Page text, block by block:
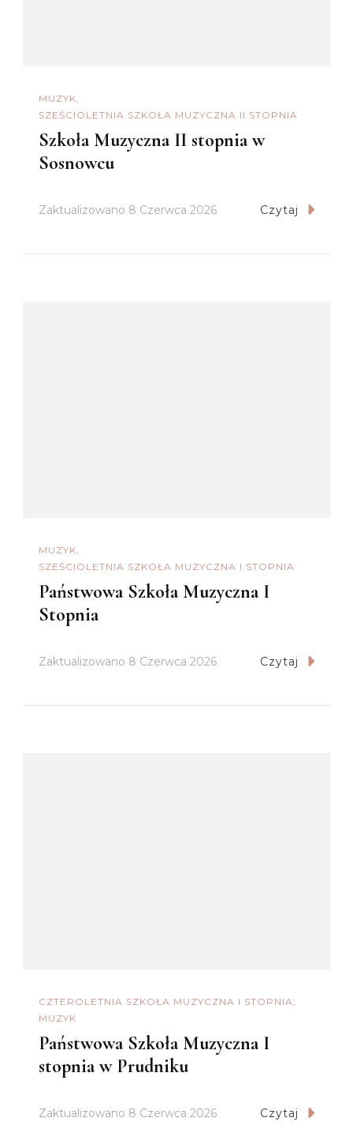
MUZYK
SZEŚCIOLETNIA SZKOŁA MUZYCZNA II STOPNIA
Szkoła Muzyczna II stopnia w
Sosnowcu
Zaktualizowano 8 Czerwca 2026 Czytaj
MUZYK
SZEŚCIOLETNIA SZKOŁA MUZYCZNA I STOPNIA
Państwowa Szkoła Muzyczna I
Stopnia
Zaktualizowano 8 Czerwca 2026 Czytaj
CZTEROLETNIA SZKOŁA MUZYCZNA I STOPNIA
MUZYK
Państwowa Szkoła Muzyczna I
stopnia w Prudniku
Zaktualizowano 8 Czerwca 2026 Czytaj